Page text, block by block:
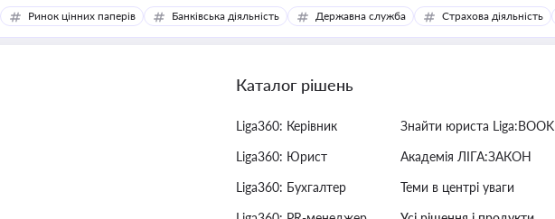
Ринок цінних паперів Банківська діяльність Державна служба Страхова діяльність
Каталог рішень
Liga360: Керівник
Liga360: Юрист
Liga360: Бухгалтер
Знайти юриста Liga:BOOK
Академія ЛІГА:ЗАКОН
Теми в центрі уваги